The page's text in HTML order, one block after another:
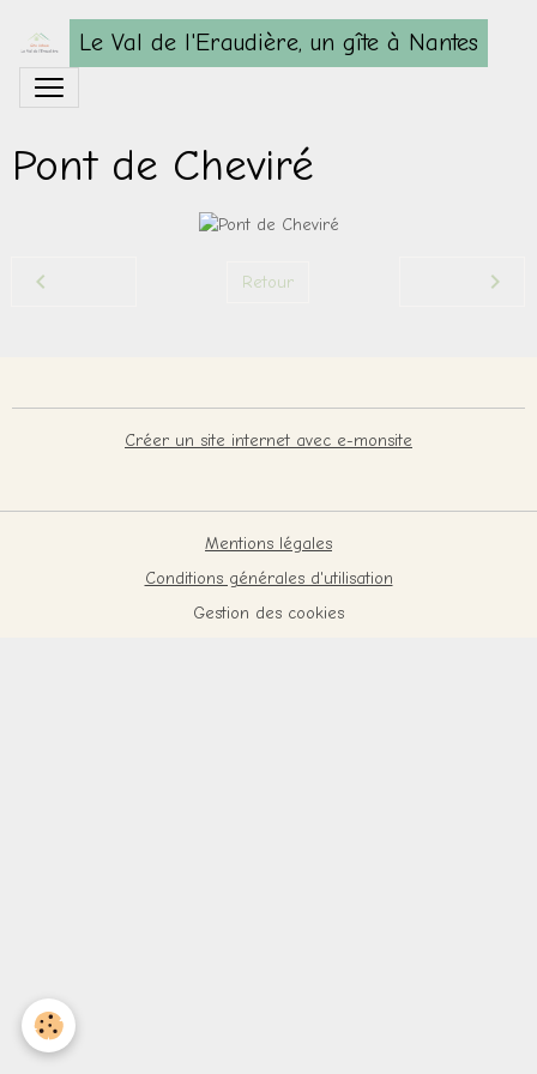
Le Val de l'Eraudière, un gîte à Nantes
Pont de Cheviré
Retour
Créer un site internet avec e-monsite
Mentions légales
Conditions générales d'utilisation
Gestion des cookies